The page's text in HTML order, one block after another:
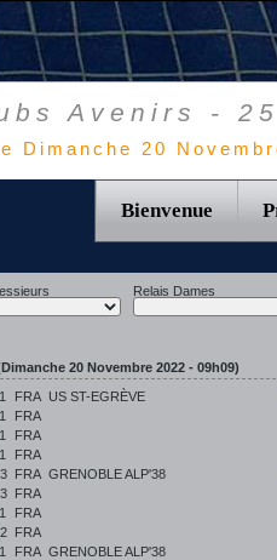
Avenirs - 25
Dimanche 20
Bienvenue
Relais Dames
20 Novembre 2022 - 09h09)
FRA US ST-EGRÈVE
FRA
FRA
FRA
FRA GRENOBLE ALP'38
FRA
FRA
FRA
FRA GRENOBLE ALP'38